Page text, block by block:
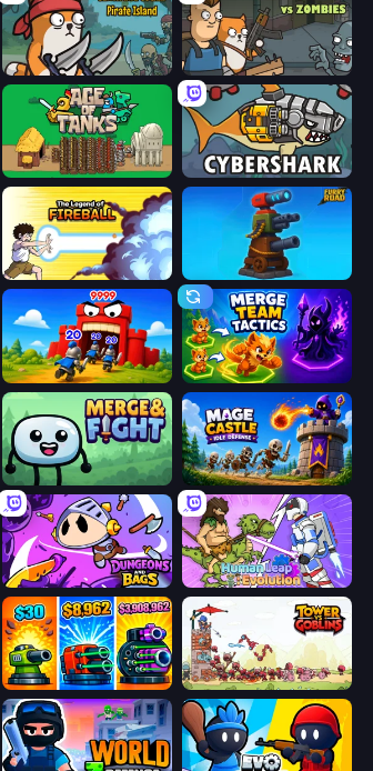
Senya and Oscar: Pirate Island Senya and Oscar vs Zombies
Age of Tanks Warriors: TD War CyberShark
Legend Of Fireball Furry Road
TimeWarriors Merge Team Tactics
Merge & Fight Mage Castle Idle Defense
Dungeons and Bags Human Leap: Evolution
Pumpkin Defense: Merge Cannon Tower vs Goblins